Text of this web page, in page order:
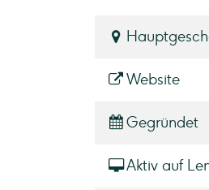
Website
Gegründet
Aktiv auf